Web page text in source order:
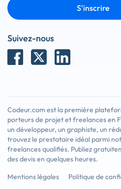
S'inscrire
Suivez-nous
Codeur.com est la première
porteurs de projet et freelances en
un développeur, un graphiste, un
trouvez le prestataire idéal parmi
freelances qualifiés. Publiez
des devis en quelques heures.
Mentions légales
Politique de